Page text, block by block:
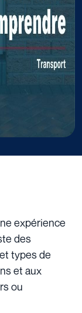
expérience
des
types de
et aux
ou